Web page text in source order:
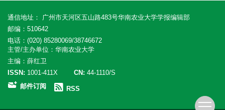
通信地址： 广州市天河区五山路483号华南农业大学学报编辑部
邮编：510642
电话：(020) 85280069/38746672
主管/主办单位：华南农业大学
主编：薛红卫
ISSN: 1001-411X CN: 44-1110/S
邮件订阅
RSS